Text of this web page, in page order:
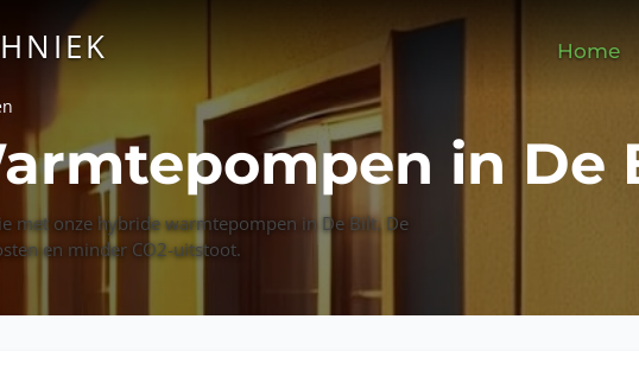
Home
in De
met onze hybride warmtepompen in De Bilt. De
en minder CO2-uitstoot.